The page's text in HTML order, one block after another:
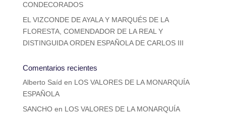
CONDECORADOS
EL VIZCONDE DE AYALA Y MARQUÉS DE LA
FLORESTA, COMENDADOR DE LA REAL Y
DISTINGUIDA ORDEN ESPAÑOLA DE CARLOS III
Comentarios recientes
Alberto Saíd en LOS VALORES DE LA MONARQUÍA
ESPAÑOLA
SANCHOen LOS VALORES DE LA MONARQUÍA